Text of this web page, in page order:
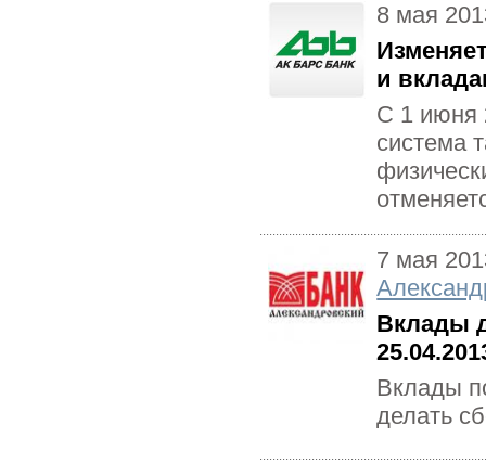
8 мая
и
С 1 июня
система
7 мая
Вклады
Вклады
делать